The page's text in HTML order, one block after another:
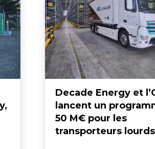
Decade Energy et
lancent un
50 M€ pour les
transporteurs lourds